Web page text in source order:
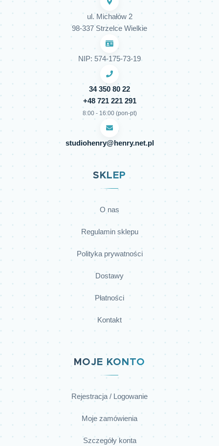
ul. Michałów 2
98-337 Strzelce Wielkie
NIP: 574-175-73-19
34 350 80 22
+48 721 221 291
8:00 - 16:00 (pon-pt)
studiohenry@henry.net.pl
SKLEP
O nas
Regulamin sklepu
Polityka prywatności
Dostawy
Płatności
Kontakt
MOJE KONTO
Rejestracja / Logowanie
Moje zamówienia
Szczegóły konta